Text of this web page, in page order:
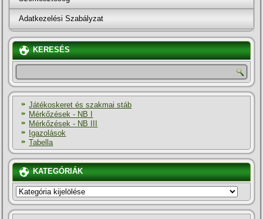
Adatkezelési Szabályzat
KERESÉS
Játékoskeret és szakmai stáb
Mérkőzések - NB I
Mérkőzések - NB III
Igazolások
Tabella
KATEGÓRIÁK
KATEGÓRIÁK